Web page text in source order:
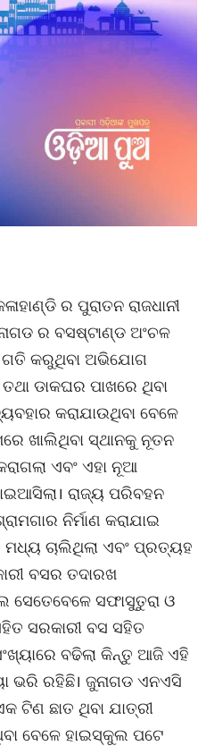
ର ପୁରାତନ ରାଜଧାନୀ
ର ବସଷ୍ଟାଣ୍ଡ ଅଂଚଳ
ଗତି କରୁଥିବା ଅଭିଯୋଗ
ଡାକଘର ପାଖରେ ଥିବା
କରାଯାଉଥିବା ବେଳେ
ଖାଲିଥିବା ସ୍ଥାନକୁ ନୂତନ
ଏବଂ ଏହା ନୂଆ
ରାଜ୍ୟ ପରିବହନ
ନିର୍ମାଣ କରାଯାଇ
ଚାଲିଥିଲା ଏବଂ ପ୍ରତ୍ୟହ
ବସର ତଦାରଖ
ସେତେବେଳେ ସଫାସୁତୁରା ଓ
ସରକାରୀ ବସ ସହିତ
ବଢିଲା କିନ୍ତୁ ଆଜି ଏହି
ଭରି ରହିଛି। ଜୁନାଗଡ ଏନଏସି
ଟିଣ ଛାତ ଥିବା ଯାତ୍ରୀ
ବେଳେ ହାଇସ୍କୁଲ ପଟେ